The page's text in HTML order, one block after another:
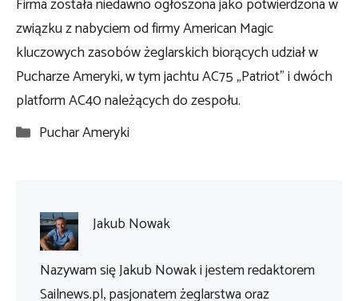
Firma została niedawno ogłoszona jako potwierdzona w
związku z nabyciem od firmy American Magic
kluczowych zasobów żeglarskich biorących udział w
Pucharze Ameryki, w tym jachtu AC75 „Patriot” i dwóch
platform AC40 należących do zespołu.
Kategorie
Puchar Ameryki
Jakub Nowak
Nazywam się Jakub Nowak i jestem redaktorem
Sailnews.pl, pasjonatem żeglarstwa oraz